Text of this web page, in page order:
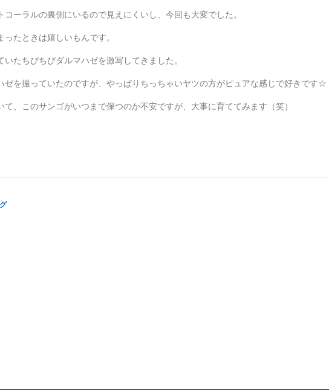
ーラルの裏側にいるので見えにくいし、今回も大変でした。
たときは嬉しいもんです。
たちびちびダルマハゼを激写してきました。
ゼを撮っていたのですが、やっぱりちっちゃいヤツの方がピュアな感じで好きです☆
、このサンゴがいつまで保つのか不安ですが、大事に育ててみます（笑）